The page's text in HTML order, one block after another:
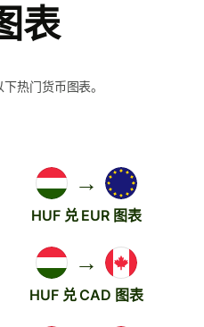
表
热门货币图表。
→
HUF 兑 EUR 图表
→
HUF 兑 CAD 图表